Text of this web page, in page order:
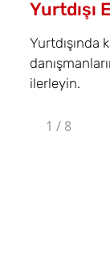
Yurtdışı
Yurtdışında
ilerleyin.
1 / 8